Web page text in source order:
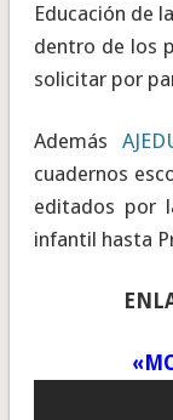
Educación de
dentro de los
solicitar por
Además
cuadernos
editados por
infantil hasta